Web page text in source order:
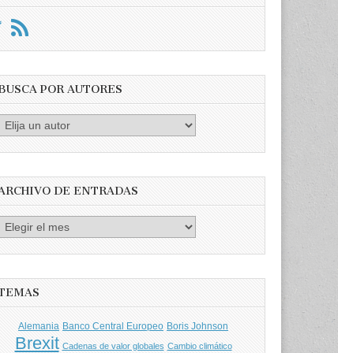
POR AUTORES
DE ENTRADAS
Alemania Banco Central Europeo Boris Johnson
Brexit Cadenas de valor globales Cambio climático